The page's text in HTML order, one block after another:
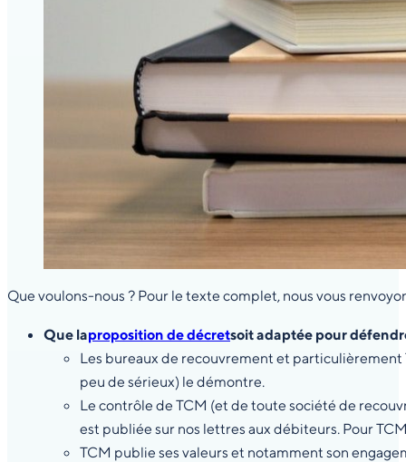
Que voulons-nous ? Pour le texte complet, nous vous
Que laproposition de décretsoit adaptée pour
Les bureaux de recouvrement et particulièrement
peu de sérieux) le démontre.
Le contrôle de TCM (et de toute société de
est publiée sur nos lettres aux débiteurs. Pour
TCM publie ses valeurs et notamment son